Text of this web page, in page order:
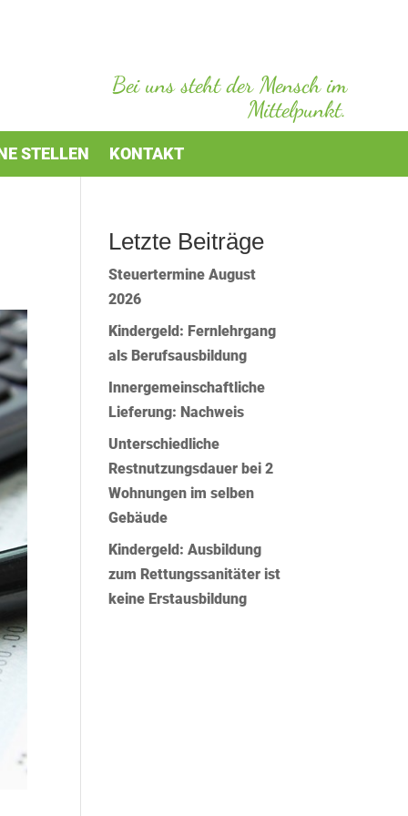
Bei uns steht der Mensch im
Mittelpunkt.
STELLEN KONTAKT
Letzte Beiträge
Steuertermine August
2026
Kindergeld: Fernlehrgang
als Berufsausbildung
Innergemeinschaftliche
Lieferung: Nachweis
Unterschiedliche
Restnutzungsdauer bei 2
Wohnungen im selben
Gebäude
Kindergeld: Ausbildung
zum Rettungssanitäter ist
keine Erstausbildung